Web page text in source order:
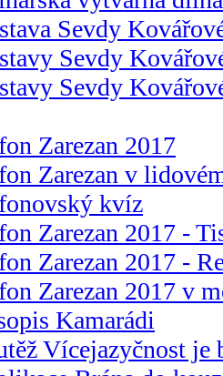
Sevdy
Sevdy
Sevdy
Zarezan 2017
Zarezan v
kvíz
Zarezan 2017 -
Zarezan 2017 -
Zarezan 2017 v
Kamarádi
Vícejazyčnost je